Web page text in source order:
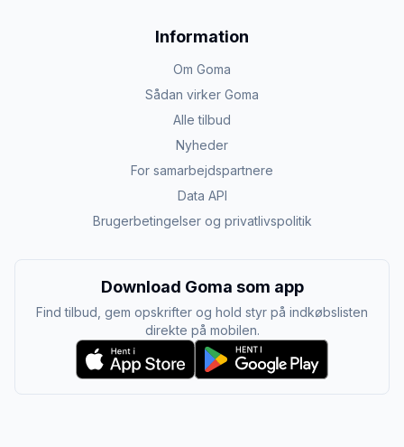
Information
Om Goma
Sådan virker Goma
Alle tilbud
Nyheder
For samarbejdspartnere
Data API
Brugerbetingelser og privatlivspolitik
Download Goma som app
Find tilbud, gem opskrifter og hold styr på indkøbslisten
direkte på mobilen.